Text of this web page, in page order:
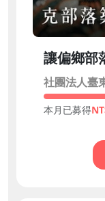
讓偏鄉部
社團法人臺
本月已募得